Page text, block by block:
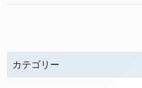
カテゴリー